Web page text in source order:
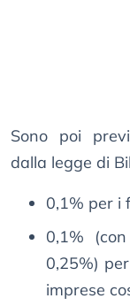
Sono poi
dalla legge di
0,1% per i
0,1%
0,25%)
imprese